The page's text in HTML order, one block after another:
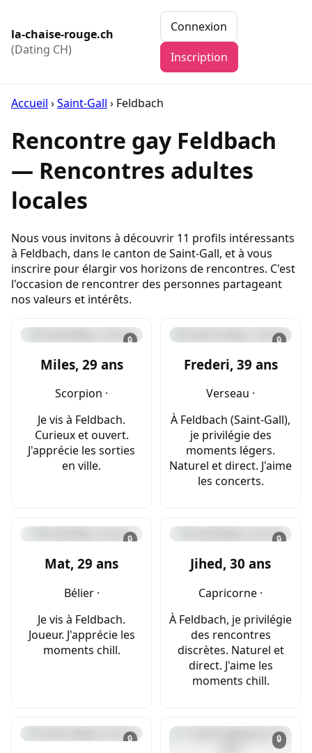
la-chaise-rouge.ch
(Dating CH)
Connexion
Inscription
Accueil ›Saint-Gall › Feldbach
Rencontre gay Feldbach
— Rencontres adultes
locales
Nous vous invitons à découvrir 11 profils intéressants
à Feldbach, dans le canton de Saint-Gall, et à vous
inscrire pour élargir vos horizons de rencontres. C'est
l'occasion de rencontrer des personnes partageant
nos valeurs et intérêts.
🔒
Miles, 29 ans
Scorpion ·
Je vis à Feldbach.
Curieux et ouvert.
J'apprécie les sorties
en ville.
🔒
Frederi, 39 ans
Verseau ·
À Feldbach (Saint-Gall),
je privilégie des
moments légers.
Naturel et direct. J'aime
les concerts.
🔒
Mat, 29 ans
Bélier ·
Je vis à Feldbach.
Joueur. J'apprécie les
moments chill.
🔒
Jihed, 30 ans
Capricorne ·
À Feldbach, je privilégie
des rencontres
discrètes. Naturel et
direct. J'aime les
moments chill.
🔒 🔒